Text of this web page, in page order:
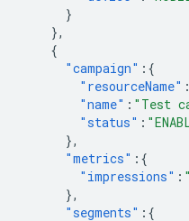
}
},
{
"campaign" :{
"resourceName" :
"name" : "Test
"status" :
},
"metrics" :{
"impressions" :
},
"segments" :{